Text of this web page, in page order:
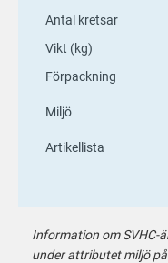
Antal kretsar
Vikt (kg)
Förpackning
Miljö
Artikellista
Information om SVHC-
under attributet miljö på